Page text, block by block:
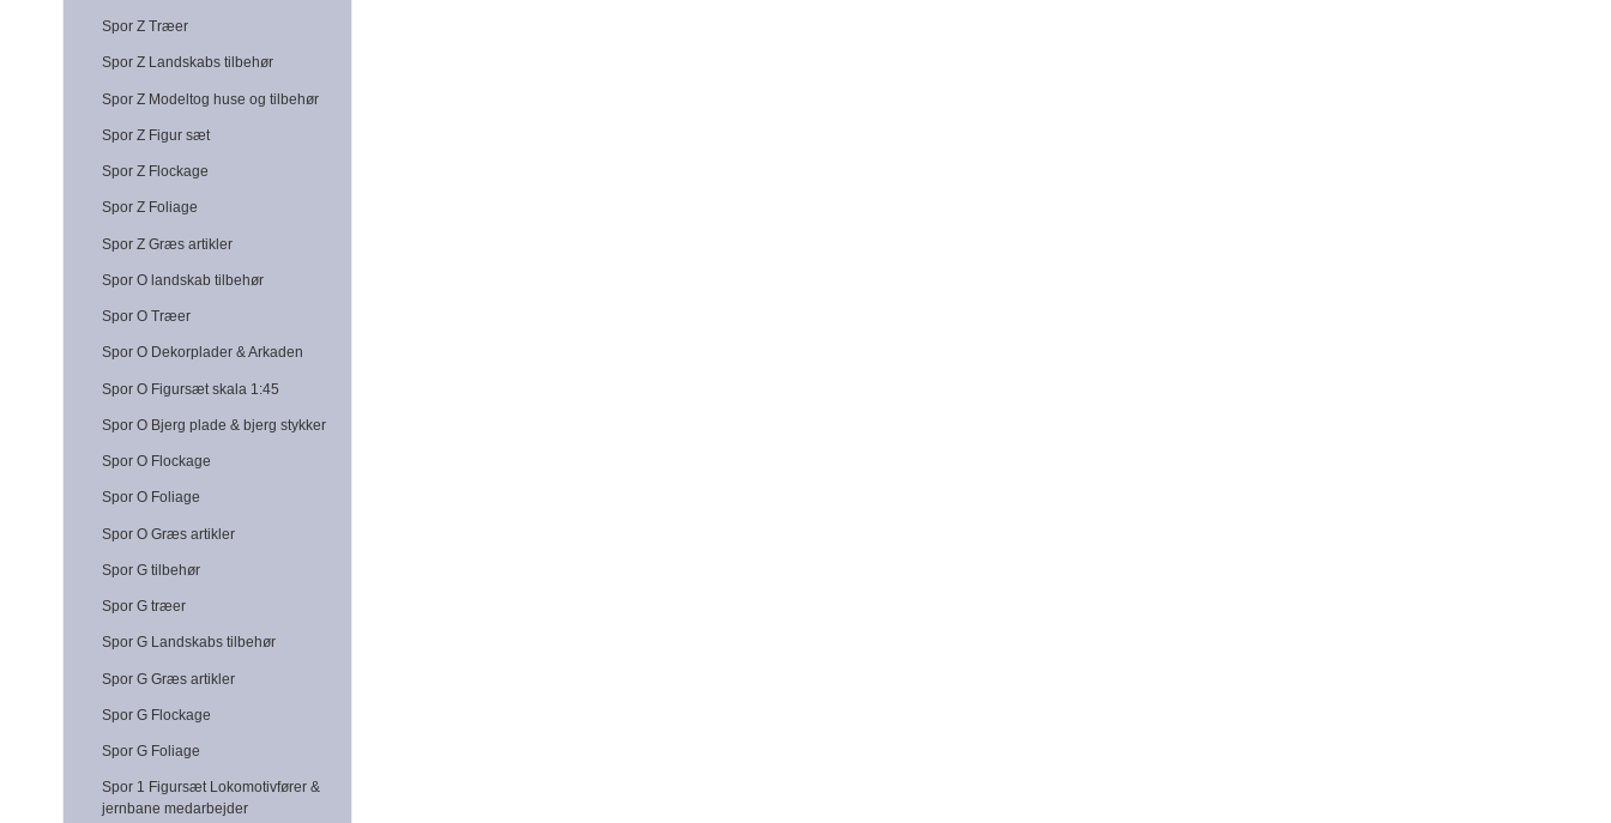
Spor Z Træer
Spor Z Landskabs tilbehør
Spor Z Modeltog huse og tilbehør
Spor Z Figur sæt
Spor Z Flockage
Spor Z Foliage
Spor Z Græs artikler
Spor O landskab tilbehør
Spor O Træer
Spor O Dekorplader & Arkaden
Spor O Figursæt skala 1:45
Spor O Bjerg plade & bjerg stykker
Spor O Flockage
Spor O Foliage
Spor O Græs artikler
Spor G tilbehør
Spor G træer
Spor G Landskabs tilbehør
Spor G Græs artikler
Spor G Flockage
Spor G Foliage
Spor 1 Figursæt Lokomotivfører &
jernbane medarbejder